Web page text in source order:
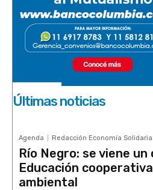
Últimas noticias
Agenda Redacción Economía Solidaria
Río Negro: se viene un
Educación
ambiental